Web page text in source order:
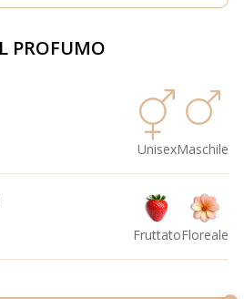
PROFUMO
UnisexMaschile
FruttatoFloreale